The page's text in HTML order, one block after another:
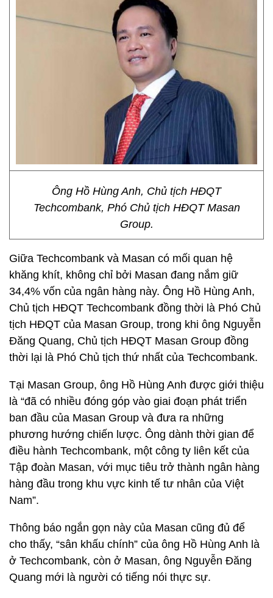
Ông Hồ Hùng Anh, Chủ tịch HĐQT
Techcombank, Phó Chủ tịch HĐQT Masan
Group.
Giữa Techcombank và Masan có mối quan hệ
khăng khít, không chỉ bởi Masan đang nắm giữ
34,4% vốn của ngân hàng này. Ông Hồ Hùng Anh,
Chủ tịch HĐQT Techcombank đồng thời là Phó Chủ
tịch HĐQT của Masan Group, trong khi ông Nguyễn
Đăng Quang, Chủ tịch HĐQT Masan Group đồng
thời lại là Phó Chủ tịch thứ nhất của Techcombank.
Tại Masan Group, ông Hồ Hùng Anh được giới thiệu
là “đã có nhiều đóng góp vào giai đoạn phát triển
ban đầu của Masan Group và đưa ra những
phương hướng chiến lược. Ông dành thời gian để
điều hành Techcombank, một công ty liên kết của
Tập đoàn Masan, với mục tiêu trở thành ngân hàng
hàng đầu trong khu vực kinh tế tư nhân của Việt
Nam”.
Thông báo ngắn gọn này của Masan cũng đủ để
cho thấy, “sân khấu chính” của ông Hồ Hùng Anh là
ở Techcombank, còn ở Masan, ông Nguyễn Đăng
Quang mới là người có tiếng nói thực sự.